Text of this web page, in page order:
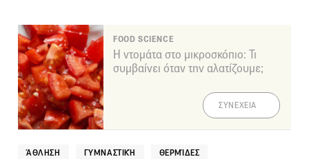
FOOD SCIENCE
Η ντομάτα στο μικροσκόπιο: Τι
συμβαίνει όταν την αλατίζουμε;
ΣΥΝΕΧΕΙΑ
ΆΘΛΗΣΗ ΓΥΜΝΑΣΤΙΚΉ ΘΕΡΜΊΔΕΣ